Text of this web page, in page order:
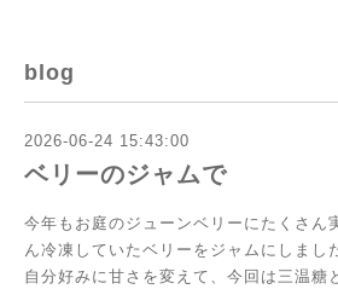
blog
2026-06-24 15:43:00
ベリーのジャムで
今年もお庭のジューンベリーにたくさん
ん冷凍していたベリーをジャムにしまし
自分好みに甘さを変えて、今回は三温糖